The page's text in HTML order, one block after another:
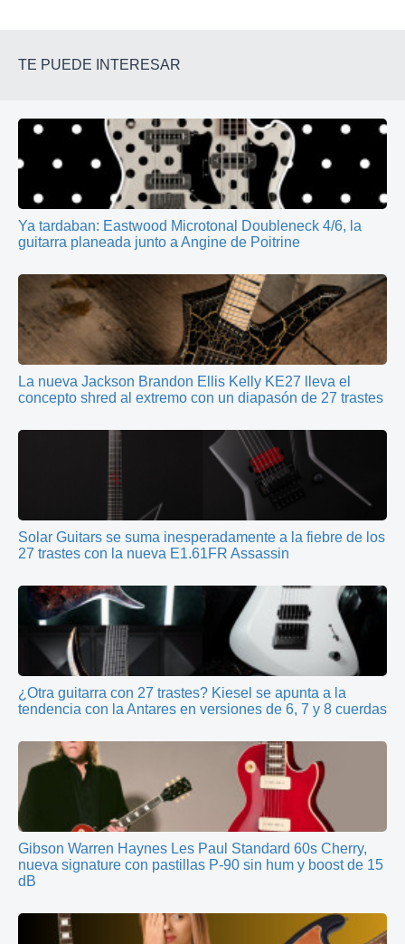
TE PUEDE INTERESAR
Ya tardaban: Eastwood Microtonal Doubleneck 4/6, la
guitarra planeada junto a Angine de Poitrine
La nueva Jackson Brandon Ellis Kelly KE27 lleva el
concepto shred al extremo con un diapasón de 27 trastes
Solar Guitars se suma inesperadamente a la fiebre de los
27 trastes con la nueva E1.61FR Assassin
¿Otra guitarra con 27 trastes? Kiesel se apunta a la
tendencia con la Antares en versiones de 6, 7 y 8 cuerdas
Gibson Warren Haynes Les Paul Standard 60s Cherry,
nueva signature con pastillas P-90 sin hum y boost de 15
dB